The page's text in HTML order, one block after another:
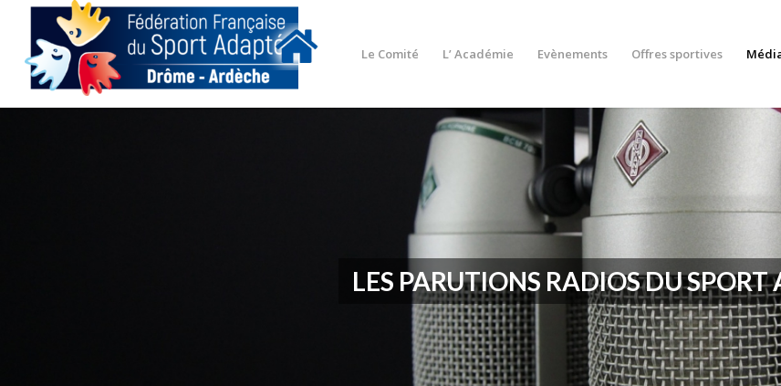
Le Comité L’ Académie Evènements Offres sportives
LES PARUTIONS RADIOS DU SPORT